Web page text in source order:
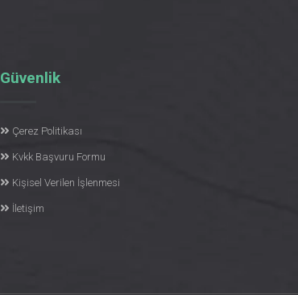
Güvenlik
Çerez Politikası
Kvkk Başvuru Formu
Kişisel Verilen İşlenmesi
İletişim